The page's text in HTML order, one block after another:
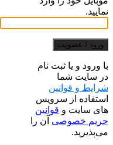
نمایید.
ورود / عضویت
با ورود و یا ثبت نام
در سایت شما
شرایط و قوانین
استفاده از سرویس
های سایت و قوانین
حریم خصوصی آن را
می‌پذیرید.